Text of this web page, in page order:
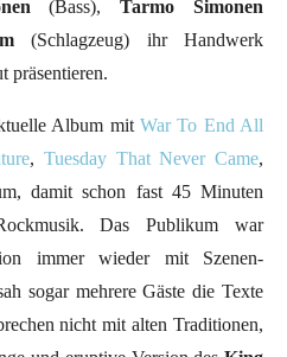
(Bass),Tarmo Simonen
(Schlagzeug) ihr Handwerk
präsentieren.
Album mit War To End All
, Tuesday That Never Came,
damit schon fast 45 Minuten
Das Publikum war
immer wieder mit Szenen-
sogar mehrere Gäste die Texte
nicht mit alten Traditionen,